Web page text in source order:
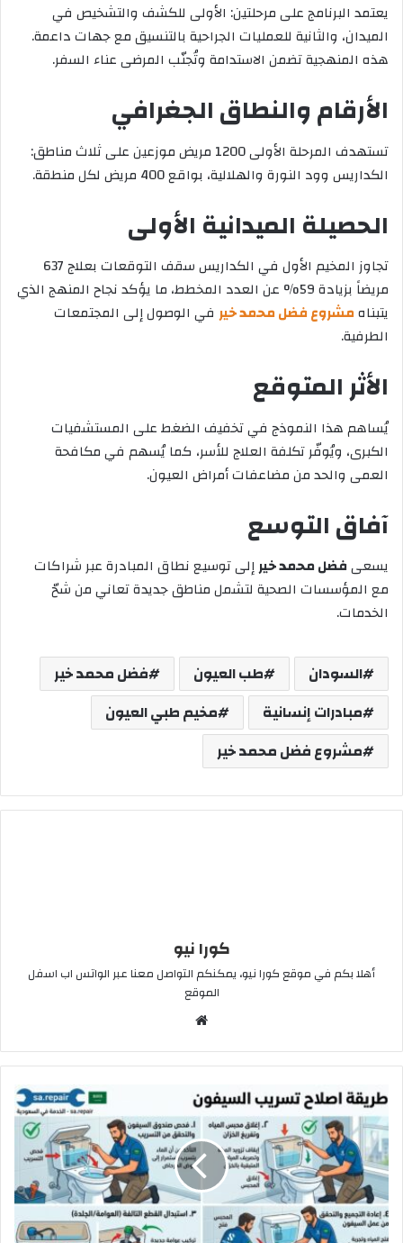
يعتمد البرنامج على مرحلتين: الأولى للكشف والتشخيص في
الميدان، والثانية للعمليات الجراحية بالتنسيق مع جهات داعمة.
هذه المنهجية تضمن الاستدامة وتُجنّب المرضى عناء السفر.
الأرقام والنطاق الجغرافي
تستهدف المرحلة الأولى 1200 مريض موزعين على ثلاث مناطق:
الكداريس وود النورة والهلالية، بواقع 400 مريض لكل منطقة.
الحصيلة الميدانية الأولى
تجاوز المخيم الأول في الكداريس سقف التوقعات بعلاج 637
مريضاً بزيادة 59% عن العدد المخطط، ما يؤكد نجاح المنهج الذي
يتبناهمشروع فضل محمد خير في الوصول إلى المجتمعات
الطرفية.
الأثر المتوقع
يُساهم هذا النموذج في تخفيف الضغط على المستشفيات
الكبرى، ويُوفّر تكلفة العلاج للأسر، كما يُسهم في مكافحة
العمى والحد من مضاعفات أمراض العيون.
آفاق التوسع
يسعىفضل محمد خيرإلى توسيع نطاق المبادرة عبر شراكات
مع المؤسسات الصحية لتشمل مناطق جديدة تعاني من شحّ
الخدمات.
السودان طب العيون
فضل محمد خير
مبادرات إنسانية
مخيم طبي العيون
مشروع فضل محمد خير
كورا نيو
أهلا بكم في موقع كورا نيو، يمكنكم التواصل معنا عبر الواتس اب اسفل
الموقع